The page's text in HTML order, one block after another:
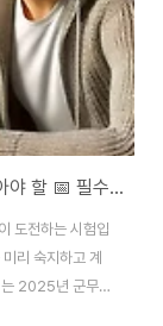
2025년 군무원 시험 준비생이라면 놓치지 말아야 할 📅 필수 일정 총정리!
도전하는 시험입
리 숙지하고 계
는 2025년 군무
년 군무원 시